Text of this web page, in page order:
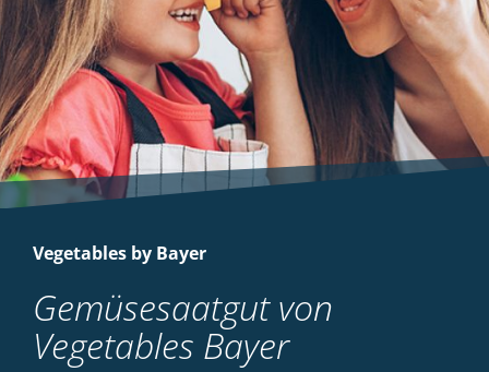
Vegetables by Bayer
Gemüsesaatgut von
Vegetables Bayer